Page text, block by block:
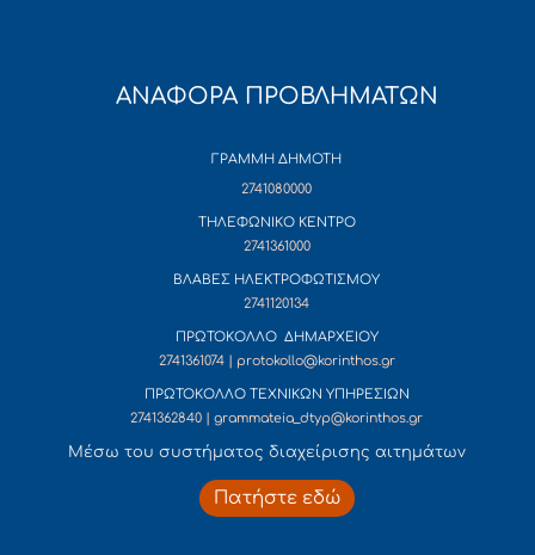
ΑΝΑΦΟΡΑ ΠΡΟΒΛΗΜΑΤΩΝ
ΓΡΑΜΜΗ ΔΗΜΟΤΗ
2741080000
ΤΗΛΕΦΩΝΙΚΟ ΚΕΝΤΡΟ
2741361000
ΒΛΑΒΕΣ ΗΛΕΚΤΡΟΦΩΤΙΣΜΟΥ
2741120134
ΠΡΩΤΟΚΟΛΛΟ ΔΗΜΑΡΧΕΙΟΥ
2741361074 | protokollo@korinthos.gr
ΠΡΩΤΟΚΟΛΛΟ ΤΕΧΝΙΚΩΝ ΥΠΗΡΕΣΙΩΝ
2741362840 | grammateia_dtyp@korinthos.gr
Mέσω του συστήματος διαχείρισης αιτημάτων
Πατήστε εδώ